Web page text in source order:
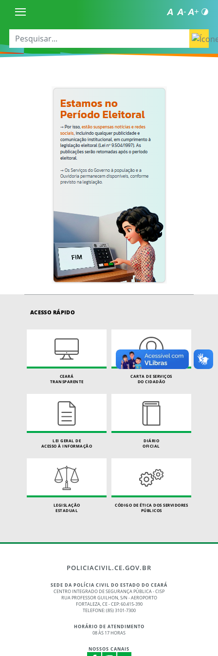
ACESSO RÁPIDO
CEARÁ
TRANSPARENTE
CARTA DE SERVIÇOS
DO CIDADÃO
LEI GERAL DE
ACESSO À INFORMAÇÃO
DIÁRIO
OFICIAL
LEGISLAÇÃO
ESTADUAL
CÓDIGO DE ÉTICA DOS SERVIDORES
PÚBLICOS
POLICIACIVIL.CE.GOV.BR
SEDE DA POLÍCIA CIVIL DO ESTADO DO CEARÁ
CENTRO INTEGRADO DE SEGURANÇA PÚBLICA - CISP
RUA PROFESSOR GUILHON, S/N - AEROPORTO
FORTALEZA, CE - CEP: 60.415-390
TELEFONE: (85) 3101-7300
HORÁRIO DE ATENDIMENTO
08 ÀS 17 HORAS
NOSSOS CANAIS